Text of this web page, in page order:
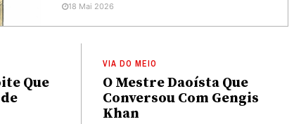
18 Mai 2026
Que
VIA DO MEIO
O Mestre Daoísta Que
Conversou Com Gengis
Khan